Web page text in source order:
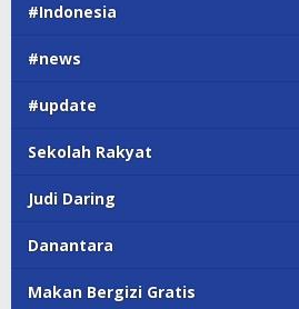
#Indonesia
#news
#update
Sekolah Rakyat
Judi Daring
Danantara
Makan Bergizi Gratis